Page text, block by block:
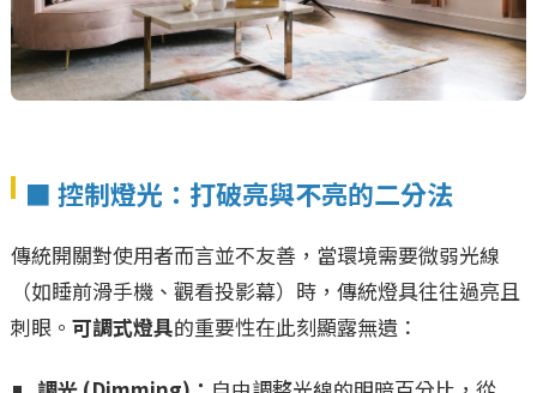
■ 控制燈光：打破亮與不亮的二分法
傳統開關對使用者而言並不友善，當環境需要微弱光線
（如睡前滑手機、觀看投影幕）時，傳統燈具往往過亮且
刺眼。 可調式燈具的重要性在此刻顯露無遺：